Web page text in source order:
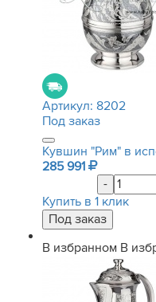
Артикул: 8202
Под заказ
Кувшин "Рим" в
285 991
-
Купить в 1 клик
В избранном В